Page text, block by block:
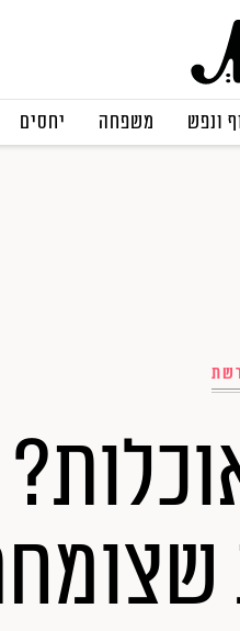
ונפש משפחה יחסים